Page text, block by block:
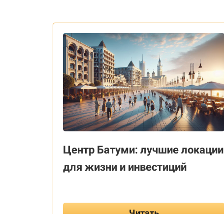
Центр Батуми: лучшие локации
для жизни и инвестиций